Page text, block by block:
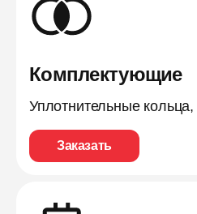
Комплектующие
Уплотнительные кольца,
Заказать